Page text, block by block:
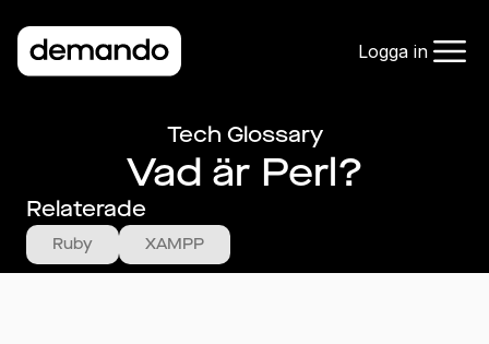
Logga in
Tech Glossary
Vad är Perl?
Relaterade
Ruby XAMPP